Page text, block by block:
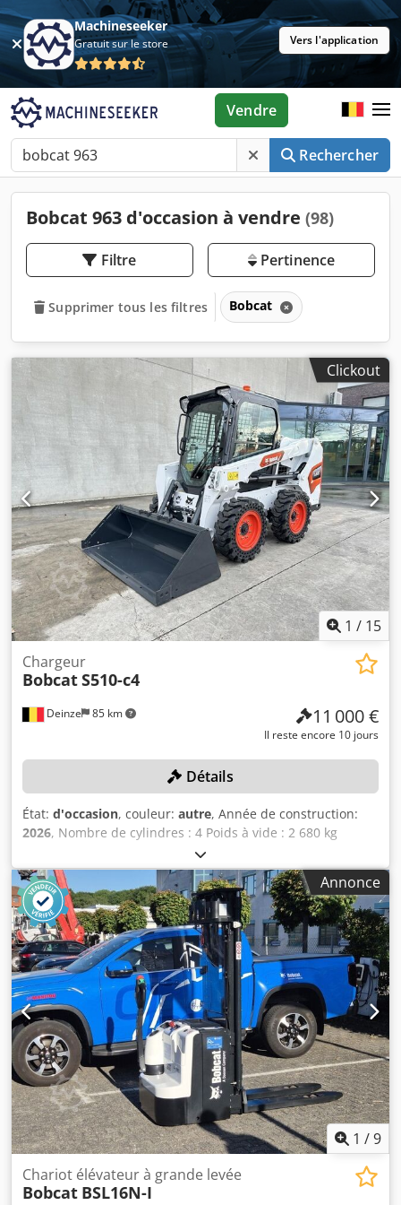
Machineseeker
Gratuit sur le store Vers l'application
Rechercher
Vendre
Bobcat 963 d'occasion à vendre (98)
Filtre Pertinence
Supprimer tous les filtres Bobcat
Clickout
1 / 15
Deinze 85 km
Chargeur
BobcatS510-c4
11 000 €
Il reste encore 10 jours
Détails
État: d'occasion, couleur: autre, Année de construction:
2026, Nombre de cylindres : 4 Poids à vide : 2 680 kg
Dimensions (L x l x H) : 337 x 172 x 197 cm Système de
changement rapide : oui Poids propre : 2 680 kg
Dimensions de transport : 3 378 x 1 727 x 1 972 mm
Marque et type de moteur : Kubota V2403 Puissance :
36,5 kW / 48,9 ch Dcjdpfx Aozrv Ulsfmsk Cylindres : 4 Taille
des pneus : pneus avant et arrière : 30 x 10-16 Largeur de
la benne : 1 730 mm Équipement : système de
changement rapide mécanique Fonction supplémentaire :
Pas de certification ou d’enregistrement CE Pas de
documentation
Annonce
1 /9
Chariot élévateur à grande levée
Bobcat BSL16N-I